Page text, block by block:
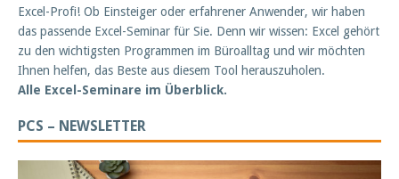
Excel-Profi! Ob Einsteiger oder erfahrener Anwender, wir haben
das passende Excel-Seminar für Sie. Denn wir wissen: Excel gehört
zu den wichtigsten Programmen im Büroalltag und wir möchten
Ihnen helfen, das Beste aus diesem Tool herauszuholen.
Alle Excel-Seminare im Überblick.
PCS – NEWSLETTER